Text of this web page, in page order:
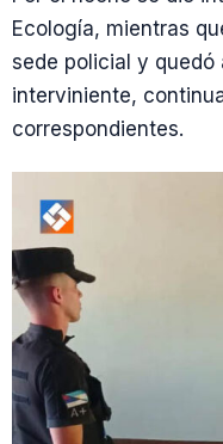
Ecología, mientras
sede policial y
interviniente,
correspondientes.